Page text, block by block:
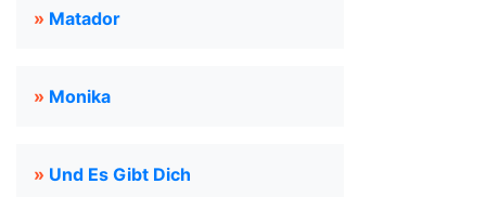
» Matador
» Monika
» Und Es Gibt Dich